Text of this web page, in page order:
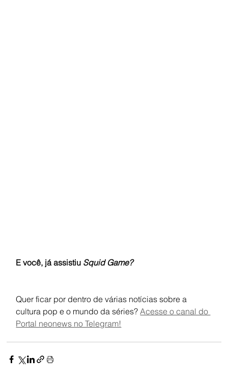
E você, já assistiu Squid Game?
Quer ficar por dentro de várias notícias sobre a
cultura pop e o mundo da séries? Acesse o canal do
Portal neonews no Telegram!